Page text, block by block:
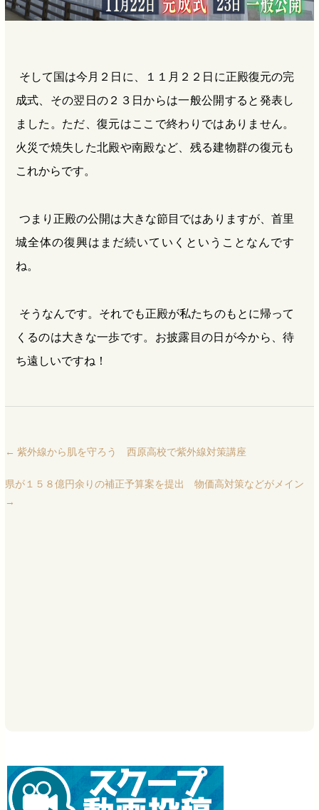
そして国は今月２日に、１１月２２日に正殿復元の完
成式、その翌日の２３日からは一般公開すると発表し
ました。ただ、復元はここで終わりではありません。
火災で焼失した北殿や南殿など、残る建物群の復元も
これからです。
つまり正殿の公開は大きな節目ではありますが、首里
城全体の復興はまだ続いていくということなんです
ね。
そうなんです。それでも正殿が私たちのもとに帰って
くるのは大きな一歩です。お披露目の日が今から、待
ち遠しいですね！
← 紫外線から肌を守ろう 西原高校で紫外線対策講座
県が１５８億円余りの補正予算案を提出 物価高対策などがメイン
→